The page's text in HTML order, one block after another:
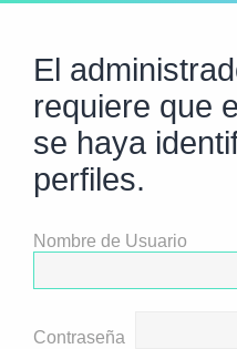
El
requiere que
se haya
perfiles.
Nombre de Usuario
Contraseña